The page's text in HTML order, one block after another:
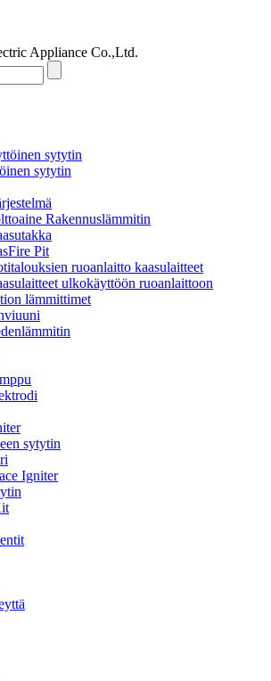
Appliance Co.,Ltd.
sytytin
sytytin
Rakennuslämmitin
Pit
ruoanlaitto kaasulaitteet
ulkokäyttöön ruoanlaittoon
lämmittimet
sytytin
Igniter